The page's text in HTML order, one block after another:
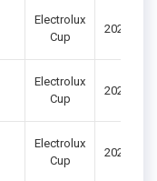
Electrolux
Cup
2024/
Electrolux
Cup
2024/
Electrolux
Cup
2024/